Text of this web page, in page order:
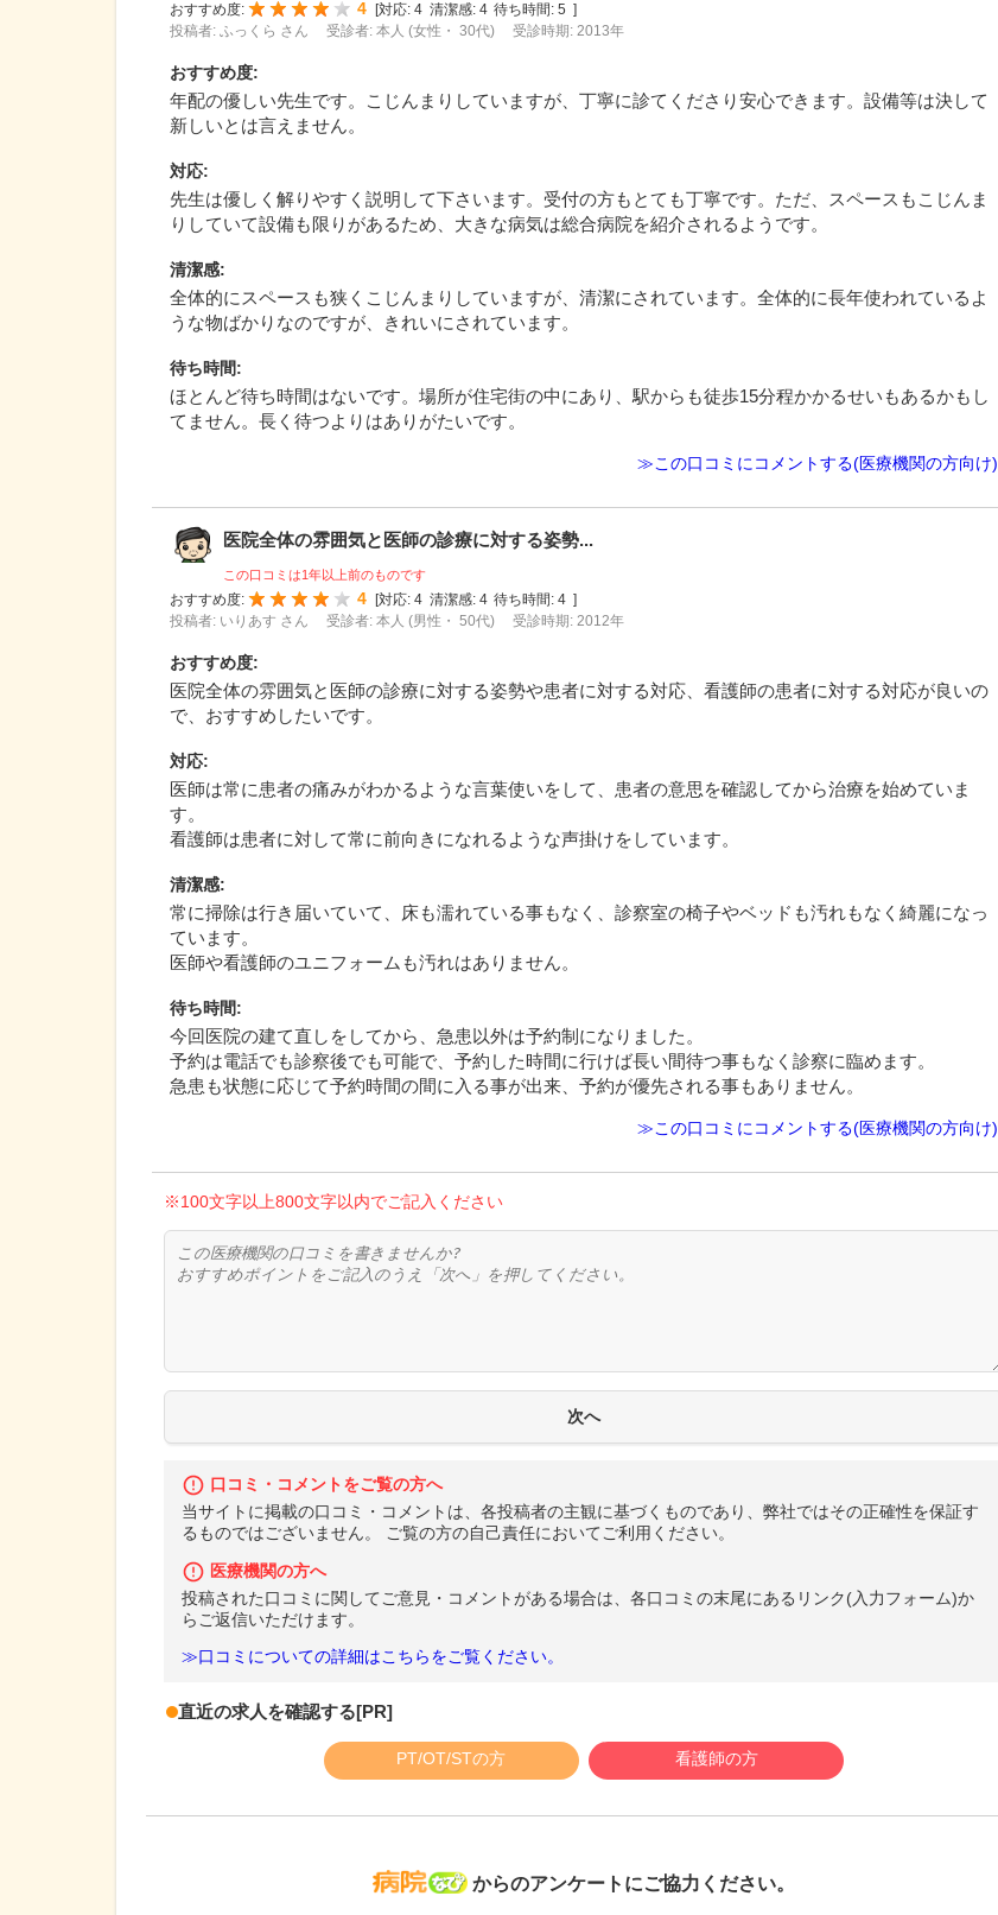
おすすめ度:
4 対応: 4 清潔感: 4 待ち時間: 5
投稿者: ふっくら さん
受診者: 本人 (女性・ 30代) 受診時期: 2013年
おすすめ度:
年配の優しい先生です。こじんまりしていますが、丁寧に診てくださり安心できます。設備等は決して
新しいとは言えません。
対応:
先生は優しく解りやすく説明して下さいます。受付の方もとても丁寧です。ただ、スペースもこじんま
りしていて設備も限りがあるため、大きな病気は総合病院を紹介されるようです。
清潔感:
全体的にスペースも狭くこじんまりしていますが、清潔にされています。全体的に長年使われているよ
うな物ばかりなのですが、きれいにされています。
待ち時間:
ほとんど待ち時間はないです。場所が住宅街の中にあり、駅からも徒歩15分程かかるせいもあるかもし
てません。長く待つよりはありがたいです。
≫この口コミにコメントする(医療機関の方向け)
医院全体の雰囲気と医師の診療に対する姿勢...
この口コミは1年以上前のものです
おすすめ度:
4 [対応: 4 清潔感: 4 待ち時間: 4 ]
投稿者: いりあす さん
受診者: 本人 (男性・ 50代) 受診時期: 2012年
おすすめ度:
医院全体の雰囲気と医師の診療に対する姿勢や患者に対する対応、看護師の患者に対する対応が良いの
で、おすすめしたいです。
対応:
医師は常に患者の痛みがわかるような言葉使いをして、患者の意思を確認してから治療を始めていま
す。
看護師は患者に対して常に前向きになれるような声掛けをしています。
清潔感:
常に掃除は行き届いていて、床も濡れている事もなく、診察室の椅子やベッドも汚れもなく綺麗になっ
ています。
医師や看護師のユニフォームも汚れはありません。
待ち時間:
今回医院の建て直しをしてから、急患以外は予約制になりました。
予約は電話でも診察後でも可能で、予約した時間に行けば長い間待つ事もなく診察に臨めます。
急患も状態に応じて予約時間の間に入る事が出来、予約が優先される事もありません。
≫この口コミにコメントする(医療機関の方向け)
※100文字以上800文字以内でご記入ください
口コミ・コメントをご覧の方へ
当サイトに掲載の口コミ・コメントは、各投稿者の主観に基づくものであり、弊社ではその正確性を保証す
るものではございません。 ご覧の方の自己責任においてご利用ください。
医療機関の方へ
投稿された口コミに関してご意見・コメントがある場合は、各口コミの末尾にあるリンク(入力フォーム)か
らご返信いただけます。
≫口コミについての詳細はこちらをご覧ください。
直近の求人を確認する[PR]
PT/OT/STの方 看護師の方
病院なび
からのアンケートにご協力ください。